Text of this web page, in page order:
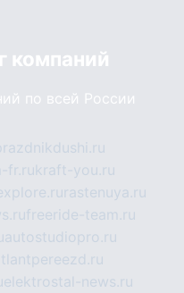
компаний
по всей России
fr.rukraft-you.ru
rastenuya.ru
freeride-team.ru
autostudiopro.ru
elektrostal-news.ru